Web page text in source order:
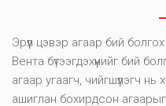
Эрүүл цэвэр агаар бий
Вента бүтээгдэхүүнийг бий
агаар угаагч, чийгшүүлэгч
ашиглан бохирдсон агаарыг